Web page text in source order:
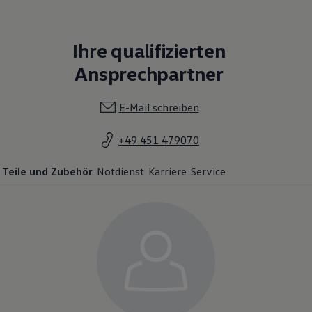
Ihre qualifizierten
Ansprechpartner
E-Mail schreiben
+49 451 479070
Teile und Zubehör Notdienst Karriere Service